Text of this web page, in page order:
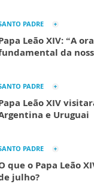
PADRE
Leão XIV: “A
da
PADRE
Leão XIV
e Uruguai
PADRE
que o Papa Leão
julho?